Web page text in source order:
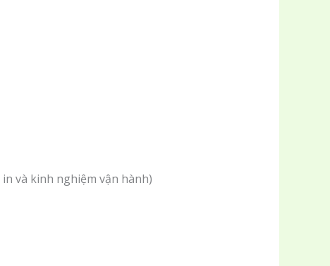
và kinh nghiệm vận hành)